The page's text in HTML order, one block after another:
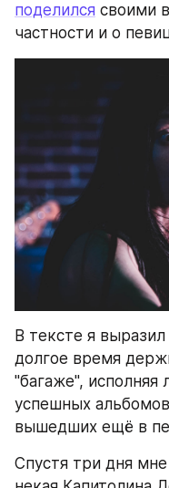
поделился своими
частности и о
В тексте я
долгое время
"багаже", исполняя
успешных
вышедших ещё в
Спустя три дня